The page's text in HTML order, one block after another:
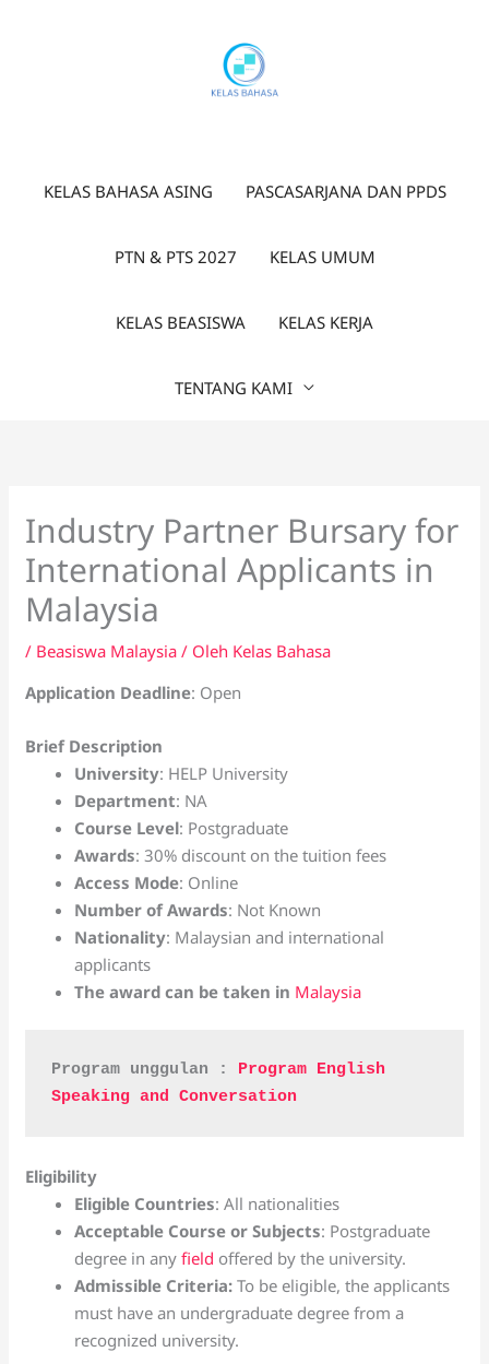
KELAS BAHASA ASING PASCASARJANA DAN PPDS
PTN & PTS 2027 KELAS UMUM
KELAS BEASISWA KELAS KERJA
TENTANG KAMI
Industry Partner Bursary for
International Applicants in
Malaysia
/ Beasiswa Malaysia / Oleh Kelas Bahasa
Application Deadline: Open
Brief Description
University: HELP University
Department: NA
Course Level: Postgraduate
Awards: 30% discount on the tuition fees
Access Mode: Online
Number of Awards: Not Known
Nationality: Malaysian and international
applicants
The award can be taken in Malaysia
Program unggulan : Program English
Speaking and Conversation
Eligibility
Eligible Countries: All nationalities
Acceptable Course or Subjects: Postgraduate
degree in anyfield offered by the university.
Admissible Criteria: To be eligible, the applicants
must have an undergraduate degree from a
recognized university.